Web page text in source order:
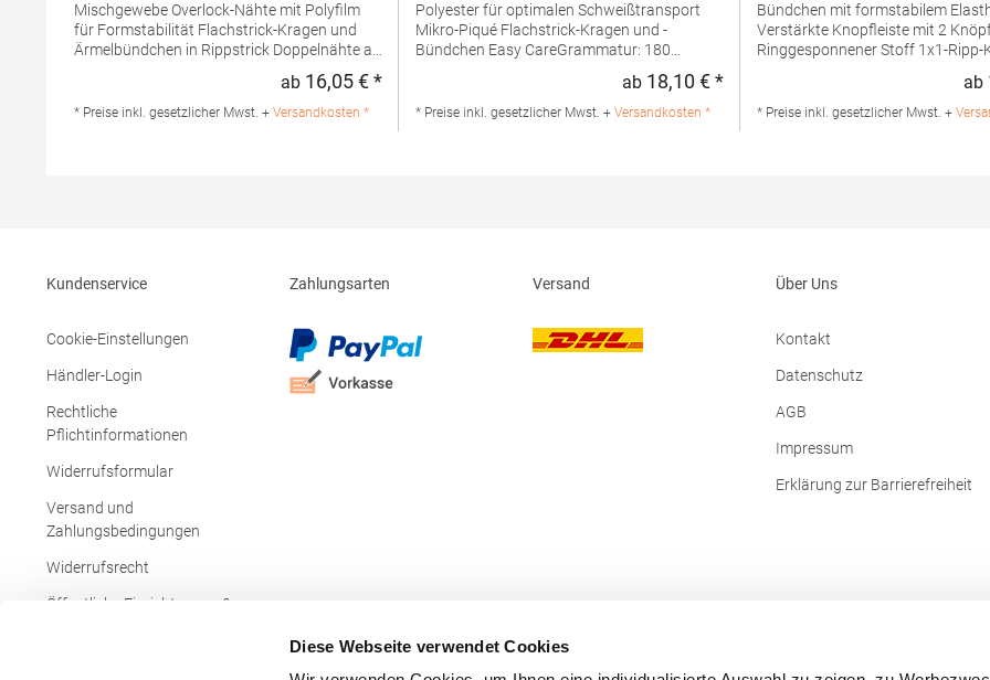
Diese Webseite verwendet Cookies
Mischgewebe Overlock-Nähte mit Polyfilm
für Formstabilität Flachstrick-Kragen und
Ärmelbündchen in Rippstrick Doppelnähte an
Kragen für die einfache
Taschenbeutel innen für einfache Veredelung
g/m²Materialzusammensetzung: 50%
Polyester / 50% BaumwolleAngaben zur
Produktsicherheit: Herst.-Nr.:
R312XHersteller: Result Clothing Ltd.
Narcisova 1 821 01 Bratislava Slowakei E-
Mail: sales@resultclothing.com
Regulärer Preis:
ab 16,05 € *
* Preise inkl. gesetzlicher Mwst. + Versandkosten *
Polyester für optimalen Schweißtransport
Mikro-Piqué Flachstrick-Kragen und -
Bündchen Easy CareGrammatur: 180
Produktsicherheit: Herst.-Nr.: H475Hersteller:
Regulärer Preis:
ab 18,10 € *
* Preise inkl. gesetzlicher Mwst. + Versandkosten *
Bündchen mit formstabilem
Verstärkte Knopfleiste mit 2
Ringgesponnener Stoff 1x1-Ripp-Kragen
und Seitenschlitze mit
Fischgrätband Feines Piqué Farblich
/ 20% Polyester)Angaben zur
Richelle 161 Waterloo Office Park
box 5 1410 Waterloo Belgien E-
ab
* Preise inkl. gesetzlicher Mwst. +
Kundenservice
Cookie-Einstellungen
Händler-Login
Rechtliche
Pflichtinformationen
Widerrufsformular
Versand und
Zahlungsbedingungen
Widerrufsrecht
Öffentliche Einrichtungen &
Zahlungsarten Versand Über Uns
Kontakt
Datenschutz
AGB
Impressum
Erklärung zur Barrierefreiheit